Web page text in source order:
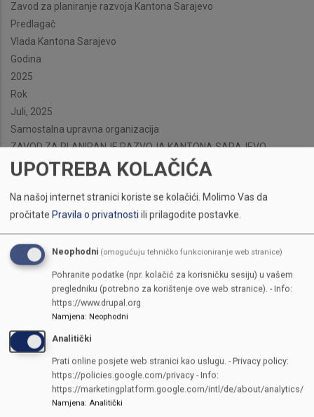
Zavod za planiranje razvoja Kantona Sarajevo
Predlagač
Vlada Kantona Sarajevo
Godina
2025
Rok
Juli, 2025
Samostalna upravna organizacija
ZAVOD ZA PLANIRANJE RAZVOJA KANTONA SARAJEVO
UPOTREBA KOLAČIĆA
Na našoj internet stranici koriste se kolačići. Molimo Vas da
pročitate Pravila o privatnostiili prilagodite postavke.
Neophodni (omogućuju tehničko funkcioniranje web stranice)
Pohranite podatke (npr. kolačić za korisničku sesiju) u vašem
pregledniku (potrebno za korištenje ove web stranice). - Info:
https://www.drupal.org
Namjena: Neophodni
Analitički
Prati online posjete web stranici kao uslugu. - Privacy policy:
https://policies.google.com/privacy - Info:
https://marketingplatform.google.com/intl/de/about/analytics/
Namjena: Analitički